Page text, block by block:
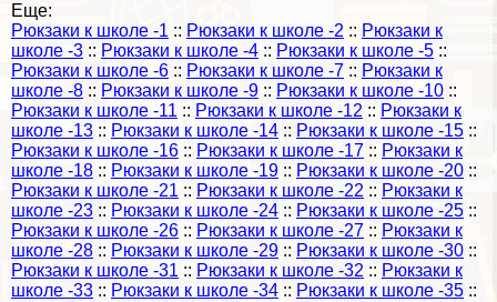
Еще:
Рюкзаки к школе -1 :: Рюкзаки к школе -2 :: Рюкзаки к
школе -3 :: Рюкзаки к школе -4 :: Рюкзаки к школе -5 ::
Рюкзаки к школе -6 :: Рюкзаки к школе -7 :: Рюкзаки к
школе -8 :: Рюкзаки к школе -9 :: Рюкзаки к школе -10 ::
Рюкзаки к школе -11 :: Рюкзаки к школе -12 :: Рюкзаки к
школе -13 :: Рюкзаки к школе -14 :: Рюкзаки к школе -15 ::
Рюкзаки к школе -16 :: Рюкзаки к школе -17 :: Рюкзаки к
школе -18 :: Рюкзаки к школе -19 :: Рюкзаки к школе -20 ::
Рюкзаки к школе -21 :: Рюкзаки к школе -22 :: Рюкзаки к
школе -23 :: Рюкзаки к школе -24 :: Рюкзаки к школе -25 ::
Рюкзаки к школе -26 :: Рюкзаки к школе -27 :: Рюкзаки к
школе -28 :: Рюкзаки к школе -29 :: Рюкзаки к школе -30 ::
Рюкзаки к школе -31 :: Рюкзаки к школе -32 :: Рюкзаки к
школе -33 :: Рюкзаки к школе -34 :: Рюкзаки к школе -35 ::